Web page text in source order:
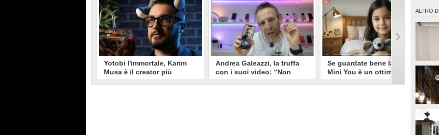
ALTRO DI
Yotobi l'immortale, Karim
Musa è il creator più
longevo in Italia: il suo
Andrea Galeazzi, la truffa
con i suoi video: “Non
sono io quello. Mi hanno
Se guardate bene la foto
Mini You è un ottimo modo
per regalare i dati
Il nuovo trend su Instagram, Mini